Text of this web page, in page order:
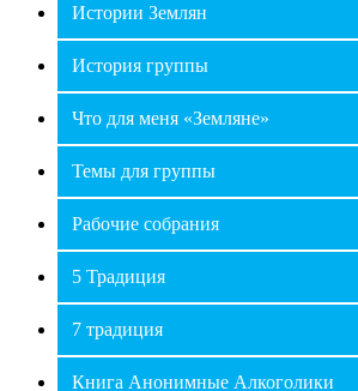
Истории Землян
История группы
Что для меня «Земляне»
Темы для группы
Рабочие собрания
5 Традиция
7 традиция
Книга Анонимные Алкоголики